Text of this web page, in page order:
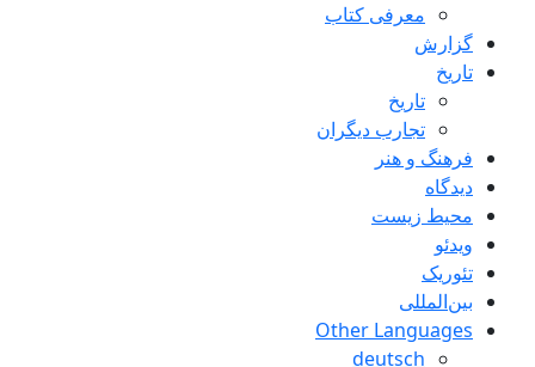
معرفی کتاب
گزارش
تاریخ
تاريخ
تجارب ديگران
فرهنگ و هنر
دیدگاه
محیط زیست
ویدئو
تئوریک
بین‌المللی
Other Languages
deutsch